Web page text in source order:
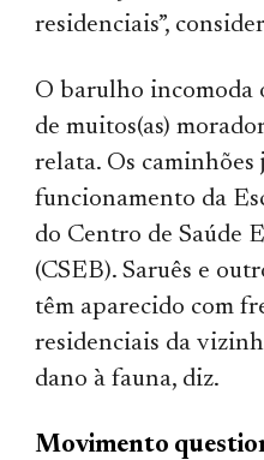
residenciais”,
O barulho incomoda
de muitos(as)
relata. Os caminhões
funcionamento da
do Centro de Saúde
(CSEB). Saruês e
têm aparecido com
residenciais da
dano à fauna, diz.
Movimento